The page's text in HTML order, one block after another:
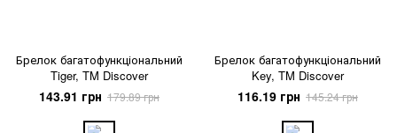
Брелок багатофункціональний
Tiger, TM Discover
143.91 грн 179.89 грн
Брелок багатофункціональний
Key, TM Discover
116.19 грн 145.24 грн